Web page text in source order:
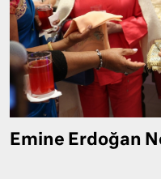
Emine Erdoğan